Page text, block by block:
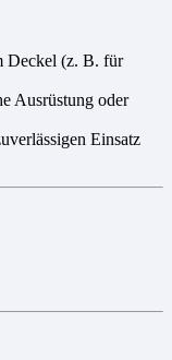
Deckel (z. B. für
Ausrüstung oder
Einsatz